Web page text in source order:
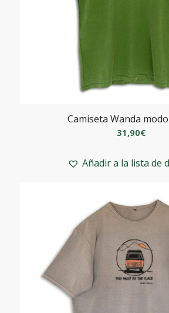
Camiseta Wanda
31,90€
Añadir a la lista de